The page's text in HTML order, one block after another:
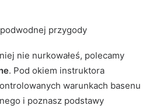
przygody
nie nurkowałeś, polecamy
. Pod okiem instruktora
warunkach basenu
i poznasz podstawy